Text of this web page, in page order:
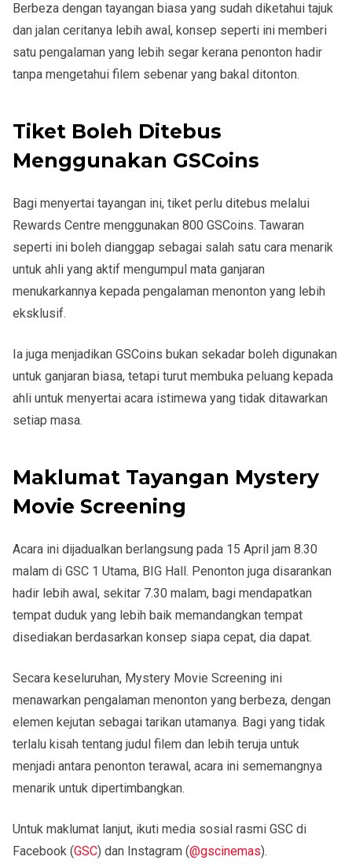
Berbeza dengan tayangan biasa yang sudah diketahui tajuk
dan jalan ceritanya lebih awal, konsep seperti ini memberi
satu pengalaman yang lebih segar kerana penonton hadir
tanpa mengetahui filem sebenar yang bakal ditonton.
Tiket Boleh Ditebus
Menggunakan GSCoins
Bagi menyertai tayangan ini, tiket perlu ditebus melalui
Rewards Centre menggunakan 800 GSCoins. Tawaran
seperti ini boleh dianggap sebagai salah satu cara menarik
untuk ahli yang aktif mengumpul mata ganjaran
menukarkannya kepada pengalaman menonton yang lebih
eksklusif.
Ia juga menjadikan GSCoins bukan sekadar boleh digunakan
untuk ganjaran biasa, tetapi turut membuka peluang kepada
ahli untuk menyertai acara istimewa yang tidak ditawarkan
setiap masa.
Maklumat Tayangan Mystery
Movie Screening
Acara ini dijadualkan berlangsung pada 15 April jam 8.30
malam di GSC 1 Utama, BIG Hall . Penonton juga disarankan
hadir lebih awal, sekitar 7.30 malam, bagi mendapatkan
tempat duduk yang lebih baik memandangkan tempat
disediakan berdasarkan konsep siapa cepat, dia dapat.
Secara keseluruhan, Mystery Movie Screening ini
menawarkan pengalaman menonton yang berbeza, dengan
elemen kejutan sebagai tarikan utamanya. Bagi yang tidak
terlalu kisah tentang judul filem dan lebih teruja untuk
menjadi antara penonton terawal, acara ini sememangnya
menarik untuk dipertimbangkan.
Untuk maklumat lanjut, ikuti media sosial rasmi GSC di
Facebook (GSC) dan Instagram (@gscinemas).